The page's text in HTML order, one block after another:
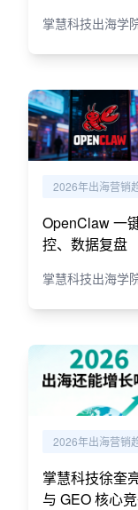
掌慧科技出海学
2026年出海营销
OpenClaw 一
控、数据复盘
掌慧科技出海学
2026年出海营销
掌慧科技徐奎
与 GEO 核心